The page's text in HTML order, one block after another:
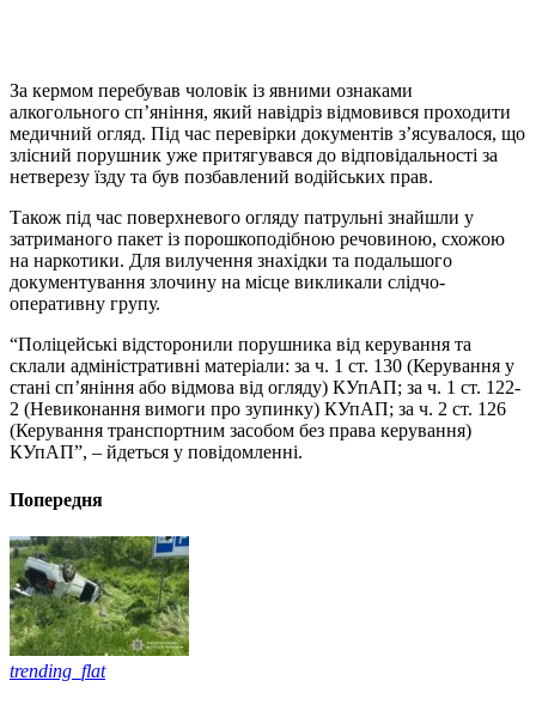
За кермом перебував чоловік із явними ознаками
алкогольного сп’яніння, який навідріз відмовився проходити
медичний огляд. Під час перевірки документів з’ясувалося, що
злісний порушник уже притягувався до відповідальності за
нетверезу їзду та був позбавлений водійських прав.
Також під час поверхневого огляду патрульні знайшли у
затриманого пакет із порошкоподібною речовиною, схожою
на наркотики. Для вилучення знахідки та подальшого
документування злочину на місце викликали слідчо-
оперативну групу.
“Поліцейські відсторонили порушника від керування та
склали адміністративні матеріали: за ч. 1 ст. 130 (Керування у
стані сп’яніння або відмова від огляду) КУпАП; за ч. 1 ст. 122-
2 (Невиконання вимоги про зупинку) КУпАП; за ч. 2 ст. 126
(Керування транспортним засобом без права керування)
КУпАП”, – йдеться у повідомленні.
Попередня
trending_flat